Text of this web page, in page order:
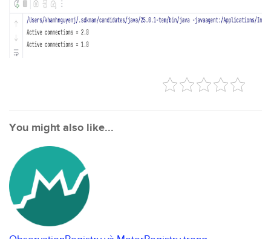
You might also like...